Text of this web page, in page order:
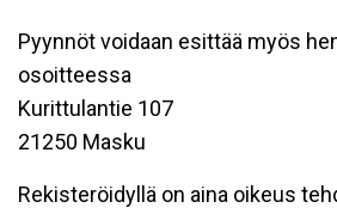
Pyynnöt voidaan esittää myös
osoitteessa
Kurittulantie 107
21250 Masku
Rekisteröidyllä on aina oikeus